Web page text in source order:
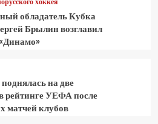
обладатель Кубка
Брылин возглавил
на две
рейтинге УЕФА после
матчей клубов